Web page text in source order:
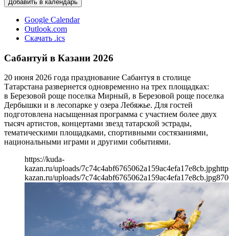
Добавить в календарь
Google Calendar
Outlook.com
Скачать .ics
Сабантуй в Казани 2026
20 июня 2026 года празднование Сабантуя в столице
Татарстана развернется одновременно на трех площадках:
в Березовой роще поселка Мирный, в Березовой роще поселка
Дербышки и в лесопарке у озера Лебяжье. Для гостей
подготовлена насыщенная программа с участием более двух
тысяч артистов, концертами звезд татарской эстрады,
тематическими площадками, спортивными состязаниями,
национальными играми и другими событиями.
https://kuda-
kazan.ru/uploads/7c74c4abf6765062a159ac4efa17e8cb.jpg
kazan.ru/uploads/7c74c4abf6765062a159ac4efa17e8cb.jpg870